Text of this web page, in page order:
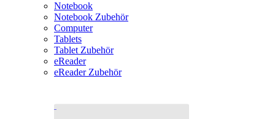
Notebook
Notebook Zubehör
Computer
Tablets
Tablet Zubehör
eReader
eReader Zubehör